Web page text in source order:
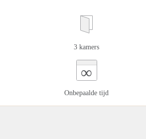
3 kamers
∞
Onbepaalde tijd